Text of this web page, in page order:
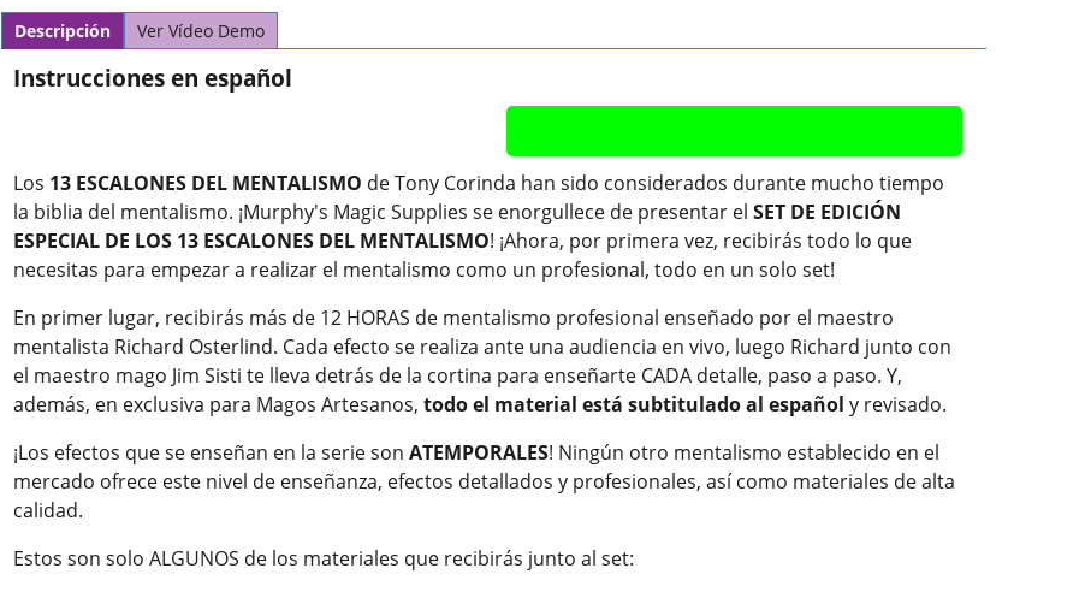
Descripción Ver Vídeo Demo
Instrucciones en español
Los 13 ESCALONES DEL MENTALISMO de Tony Corinda han sido considerados durante mucho tiempo
la biblia del mentalismo. ¡Murphy's Magic Supplies se enorgullece de presentar el SET DE EDICIÓN
ESPECIAL DE LOS 13 ESCALONES DEL MENTALISMO! ¡Ahora, por primera vez, recibirás todo lo que
necesitas para empezar a realizar el mentalismo como un profesional, todo en un solo set!
En primer lugar, recibirás más de 12 HORAS de mentalismo profesional enseñado por el maestro
mentalista Richard Osterlind. Cada efecto se realiza ante una audiencia en vivo, luego Richard junto con
el maestro mago Jim Sisti te lleva detrás de la cortina para enseñarte CADA detalle, paso a paso. Y,
además, en exclusiva para Magos Artesanos, todo el material está subtitulado al español y revisado.
¡Los efectos que se enseñan en la serie son ATEMPORALES! Ningún otro mentalismo establecido en el
mercado ofrece este nivel de enseñanza, efectos detallados y profesionales, así como materiales de alta
calidad.
Estos son solo ALGUNOS de los materiales que recibirás junto al set: